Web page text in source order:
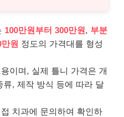
100만원부터 300만원, 부분
원 정도의 가격대를 형성
이며, 실제 틀니 가격은 개
류, 제작 방식 등에 따라 달
치과에 문의하여 확인하